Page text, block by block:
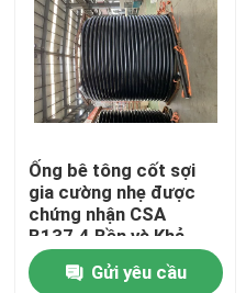
Ống bê tông cốt sợi
gia cường nhẹ được
chứng nhận CSA
B137.4 Bền và Khả
năng phục hồi cho mọi
dự án
Gửi yêu cầu